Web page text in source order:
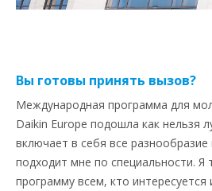
Вы готовы принять вызов?
Международная программа для
Daikin Europe подошла как нельзя
включает в себя все
подходит мне по специальности. Я
программу всем, кто интересуется